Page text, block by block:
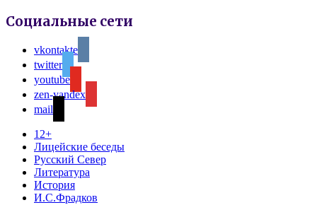
Социальные сети
vkontakte
twitter
youtube
zen-yandex
mail
12+
Лицейские беседы
Русский Север
Литература
История
И.С.Фрадков